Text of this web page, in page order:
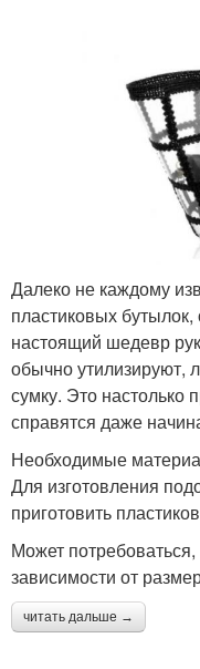
Далеко не каждому
пластиковых
настоящий шедевр
обычно утилизируют,
сумку. Это настолько
справятся даже
Необходимые
Для изготовления
приготовить
Может
зависимости от
читать дальше →